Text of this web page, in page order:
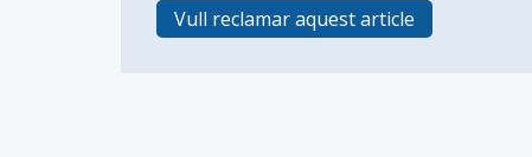
Vull reclamar aquest article